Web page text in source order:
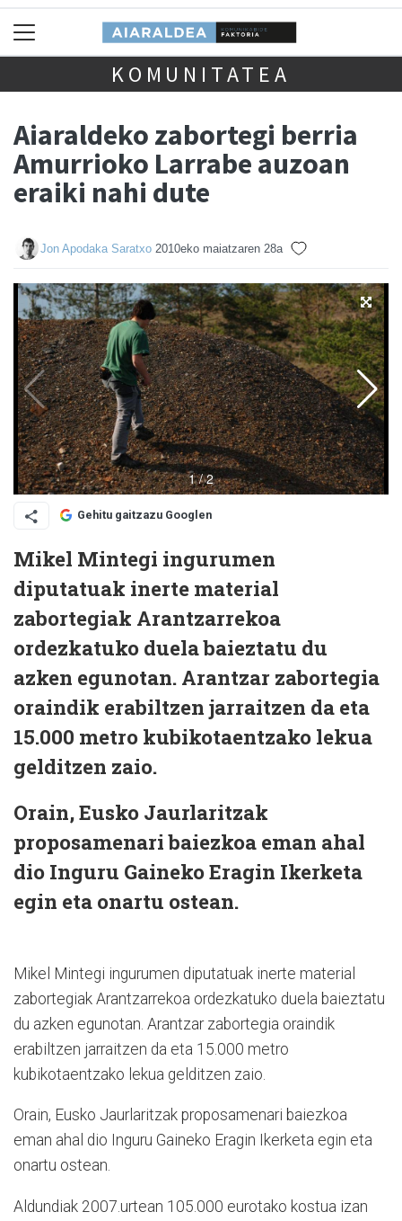
KOMUNITATEA
Aiaraldeko zabortegi berria
Amurrioko Larrabe auzoan
eraiki nahi dute
Jon Apodaka Saratxo 2010eko maiatzaren 28a
Gehitu gaitzazu Googlen
Mikel Mintegi ingurumen
diputatuak inerte material
zabortegiak Arantzarrekoa
ordezkatuko duela baieztatu du
azken egunotan. Arantzar zabortegia
oraindik erabiltzen jarraitzen da eta
15.000 metro kubikotaentzako lekua
gelditzen zaio.
Orain, Eusko Jaurlaritzak
proposamenari baiezkoa eman ahal
dio Inguru Gaineko Eragin Ikerketa
egin eta onartu ostean.
Mikel Mintegi ingurumen diputatuak inerte material
zabortegiak Arantzarrekoa ordezkatuko duela baieztatu
du azken egunotan. Arantzar zabortegia oraindik
erabiltzen jarraitzen da eta 15.000 metro
kubikotaentzako lekua gelditzen zaio.
Orain, Eusko Jaurlaritzak proposamenari baiezkoa
eman ahal dio Inguru Gaineko Eragin Ikerketa egin eta
onartu ostean.
Aldundiak 2007.urtean 105.000 eurotako kostua izan